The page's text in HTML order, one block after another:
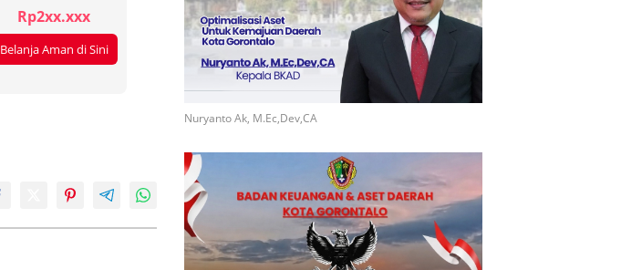
Rp2xx.xxx
Belanja Aman di Sini
Nuryanto Ak, M.Ec,Dev,CA